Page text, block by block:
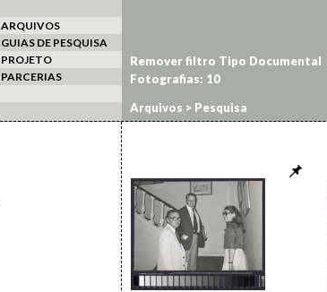
ARQUIVOS
GUIAS DE PESQUISA
PROJETO
PARCERIAS
Arquivos > Pesquisa
Remover filtro Tipo Documental
Fotografias: 10